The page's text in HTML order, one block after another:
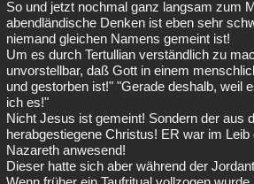
So und jetzt nochmal ganz langsam zum
abendländische Denken ist eben sehr
niemand gleichen Namens gemeint ist!
Um es durch Tertullian verständlich zu
unvorstellbar, daß Gott in einem
und gestorben ist!" "Gerade deshalb, weil
ich es!"
Nicht Jesus ist gemeint! Sondern der aus
herabgestiegene Christus! ER war im
Nazareth anwesend!
Dieser hatte sich aber während der